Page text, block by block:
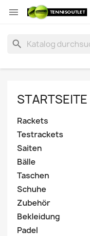

search
STARTSEITE
Rackets
Testrackets
Saiten
Bälle
Taschen
Schuhe
Zubehör
Bekleidung
Padel